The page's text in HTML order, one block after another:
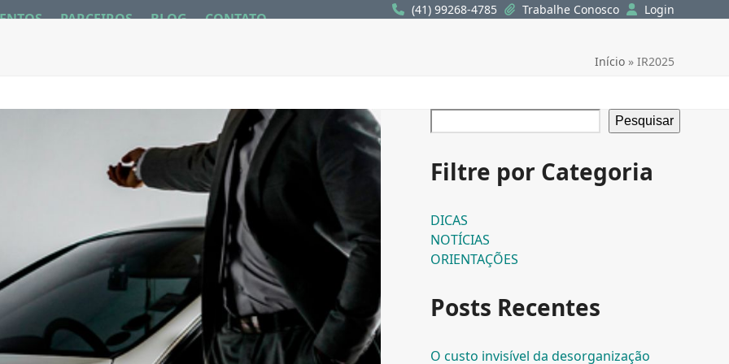
(41) 99268-4785 Trabalhe Conosco Login
PARCEIROS BLOG CONTATO
Início» IR2025
Pesquisar
Filtre por Categoria
DICAS
NOTÍCIAS
ORIENTAÇÕES
Posts Recentes
O custo invisível da desorganização